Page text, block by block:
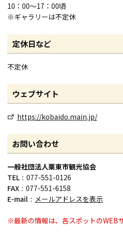
10：00～17：00頃
※ギャラリーは不定休
定休日など
不定休
ウェブサイト
https://kobaido.main.jp/
お問い合わせ
一般社団法人栗東市観光協会
TEL
077-551-0126
FAX
077-551-6158
E-mail
メールアドレスを表示
※最新の情報は、各スポットのWEB